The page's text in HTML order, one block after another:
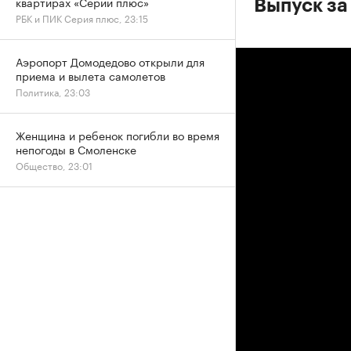
Выпуск
РБК и ПИК Серия плюс, 23:15
Аэропорт Домодедово открыли для
приема и вылета самолетов
Политика, 23:03
Женщина и ребенок погибли во время
непогоды в Смоленске
Общество, 23:01